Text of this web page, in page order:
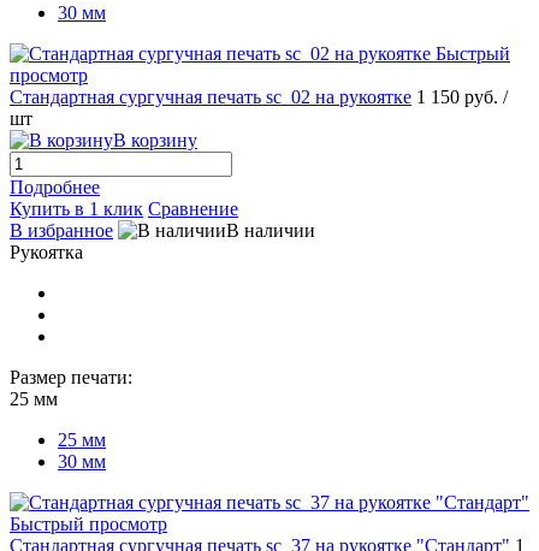
30 мм
Быстрый
просмотр
Стандартная сургучная печать sc_02 на рукоятке 1 150 руб. /
шт
В корзину
Подробнее
Купить в 1 клик Сравнение
В избранное
В наличии
Рукоятка
Размер печати:
25 мм
25 мм
30 мм
Быстрый просмотр
Стандартная сургучная печать sc_37 на рукоятке "Стандарт" 1